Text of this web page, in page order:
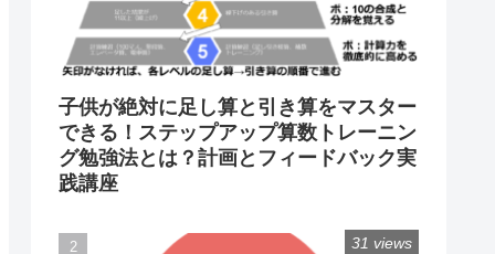
子供が絶対に足し算と引き算をマスター
できる！ステップアップ算数トレーニン
グ勉強法とは？計画とフィードバック実
践講座
31 views